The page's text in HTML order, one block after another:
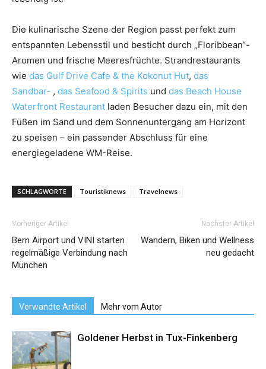
Die kulinarische Szene der Region passt perfekt zum
entspannten Lebensstil und besticht durch „Floribbean“-
Aromen und frische Meeresfrüchte. Strandrestaurants
wie das Gulf Drive Cafe & the Kokonut Hut, das
Sandbar- , das Seafood & Spirits und das Beach House
Waterfront Restaurant laden Besucher dazu ein, mit den
Füßen im Sand und dem Sonnenuntergang am Horizont
zu speisen – ein passender Abschluss für eine
energiegeladene WM-Reise.
SCHLAGWORTE Touristiknews Travelnews
Vorheriger Artikel
Bern Airport und VINI starten
regelmäßige Verbindung nach
München
Nächster Artikel
Wandern, Biken und Wellness
neu gedacht
Verwandte Artikel Mehr vom Autor
Goldener Herbst in Tux-Finkenberg